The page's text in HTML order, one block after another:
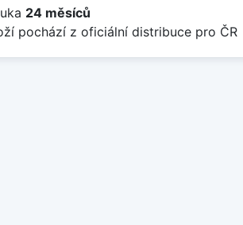
24 měsíců
pochází z oficiální distribuce pro ČR